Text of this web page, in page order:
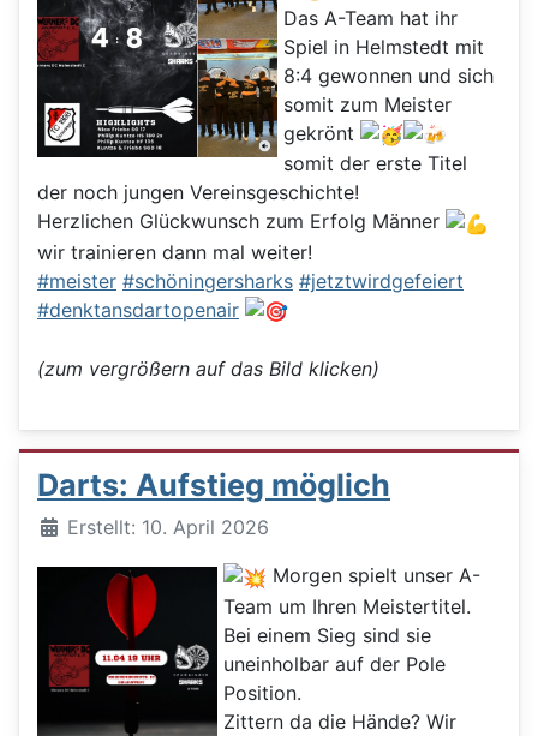
Das A-Team hat ihr
Spiel in Helmstedt mit
8:4 gewonnen und sich
somit zum Meister
gekrönt
somit der erste Titel
der noch jungen Vereinsgeschichte!
Herzlichen Glückwunsch zum Erfolg Männer
wir trainieren dann mal weiter!
#meister #schöningersharks #jetztwirdgefeiert
#denktansdartopenair
(zum vergrößern auf das Bild klicken)
Darts: Aufstieg möglich
DetailsErstellt: 10. April 2026
Morgen spielt unser A-
Team um Ihren Meistertitel.
Bei einem Sieg sind sie
uneinholbar auf der Pole
Position.
Zittern da die Hände? Wir